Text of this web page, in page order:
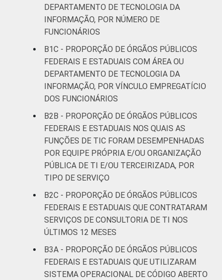
DEPARTAMENTO DE TECNOLOGIA DA
INFORMAÇÃO, POR NÚMERO DE
FUNCIONÁRIOS
B1C - PROPORÇÃO DE ÓRGÃOS PÚBLICOS
FEDERAIS E ESTADUAIS COM ÁREA OU
DEPARTAMENTO DE TECNOLOGIA DA
INFORMAÇÃO, POR VÍNCULO EMPREGATÍCIO
DOS FUNCIONÁRIOS
B2B - PROPORÇÃO DE ÓRGÃOS PÚBLICOS
FEDERAIS E ESTADUAIS NOS QUAIS AS
FUNÇÕES DE TIC FORAM DESEMPENHADAS
POR EQUIPE PRÓPRIA E/OU ORGANIZAÇÃO
PÚBLICA DE TI E/OU TERCEIRIZADA, POR
TIPO DE SERVIÇO
B2C - PROPORÇÃO DE ÓRGÃOS PÚBLICOS
FEDERAIS E ESTADUAIS QUE CONTRATARAM
SERVIÇOS DE CONSULTORIA DE TI NOS
ÚLTIMOS 12 MESES
B3A - PROPORÇÃO DE ÓRGÃOS PÚBLICOS
FEDERAIS E ESTADUAIS QUE UTILIZARAM
SISTEMA OPERACIONAL DE CÓDIGO ABERTO